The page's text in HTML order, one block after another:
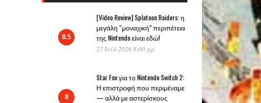
8.5
[Video Review] Splatoon Raiders: η
μεγάλη “μοναχική” περιπέτεια
της Nintendo είναι εδώ!
27 Ιούλ 2026 8:00 μμ
8
Star Fox για το Nintendo Switch 2:
Η επιστροφή που περιμέναμε
— αλλά με αστερίσκους